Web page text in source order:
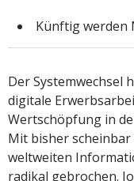
Künftig werden
Der Systemwechsel
digitale
Wertschöpfung in
Mit bisher
weltweiten
radikal gebrochen.